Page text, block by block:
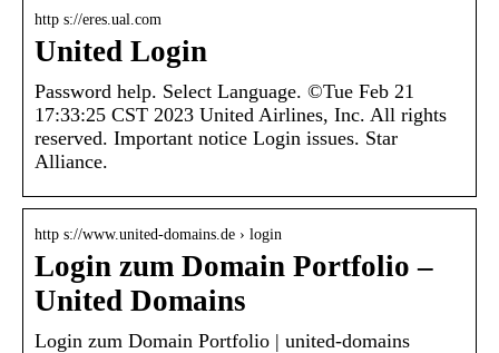
http s://eres.ual.com
United Login
Password help. Select Language. ©Tue Feb 21
17:33:25 CST 2023 United Airlines, Inc. All rights
reserved. Important notice Login issues. Star
Alliance.
http s://www.united-domains.de › login
Login zum Domain Portfolio –
United Domains
Login zum Domain Portfolio | united-domains